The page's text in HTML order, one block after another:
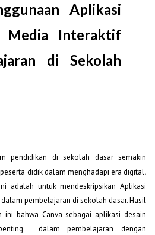
Aplikasi
Media Interaktif
di Sekolah
pendidikan di sekolah dasar semakin
didik dalam menghadapi era digital.
adalah untuk mendeskripsikan Aplikasi
pembelajaran di sekolah dasar. Hasil
ini bahwa Canva sebagai aplikasi desain
dalam pembelajaran dengan